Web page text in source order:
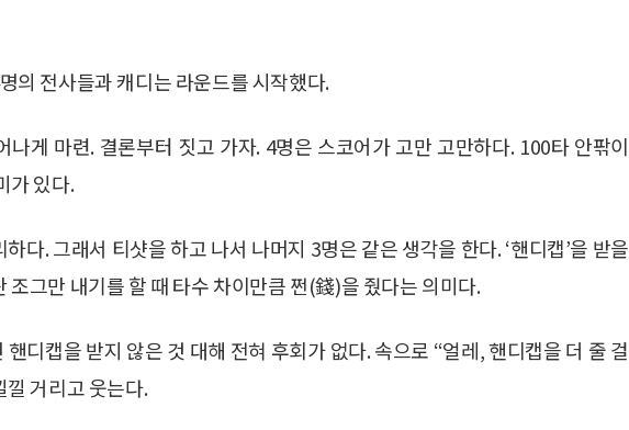
의 전사들과 캐디는 라운드를 시작했다.
나게 마련. 결론부터 짓고 가자. 4명은 스코어가 고만 고만하다. 100타 안팎이
가 있다.
다. 그래서 티샷을 하고 나서 나머지 3명은 같은 생각을 한다. ‘핸디캡’을 받을
조그만 내기를 할 때 타수 차이만큼 쩐(錢)을 줬다는 의미다.
디캡을 받지 않은 것 대해 전혀 후회가 없다. 속으로 “얼레, 핸디캡을 더 줄 걸
낄 거리고 웃는다.